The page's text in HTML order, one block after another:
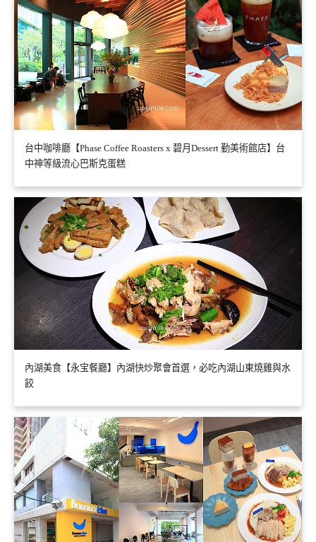
台中咖啡廳【Phase Coffee Roasters x 碧月Dessert 勤美術館店】台
中神等級流心巴斯克蛋糕
內湖美食【永宝餐廳】內湖快炒聚會首選，必吃內湖山東燒雞與水
餃